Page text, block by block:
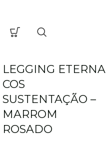
LEGGING ETERNA
COS
SUSTENTAÇÃO –
MARROM
ROSADO